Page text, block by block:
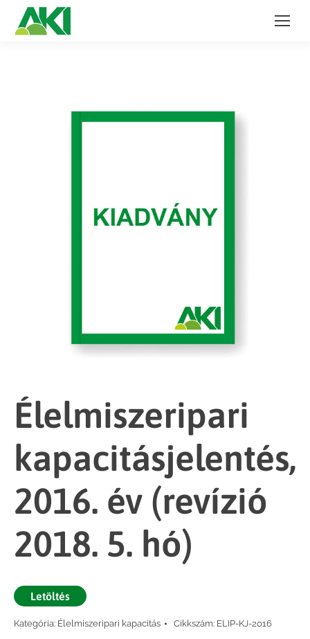
Élelmiszeripari
kapacitásjelentés,
2016. év (revízió
2018. 5. hó)
Letöltés
Kategória: Élelmiszeripari kapacitás Cikkszám: ELIP-KJ-2016